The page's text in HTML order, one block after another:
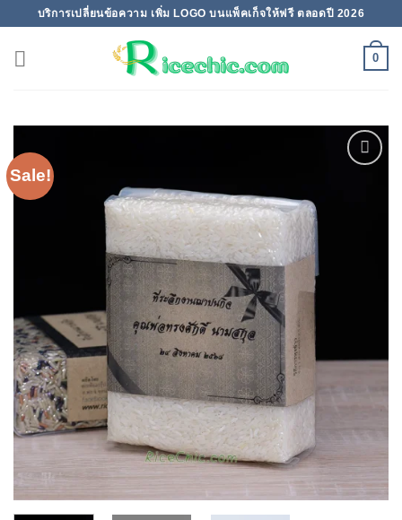
content
บริการเปลี่ยนข้อความ เพิ่ม LOGO บนแพ็คเก็จให้ฟรี ตลอดปี 2026
0
Sale!